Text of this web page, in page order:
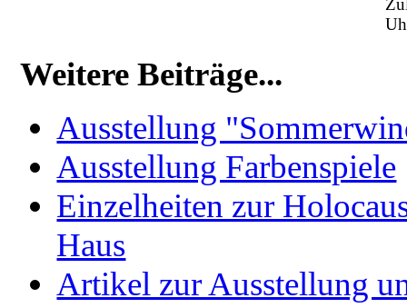
Weitere Beiträge...
Ausstellung
Ausstellung Farbenspiele
Einzelheiten zur
Haus
Artikel zur Ausstellung